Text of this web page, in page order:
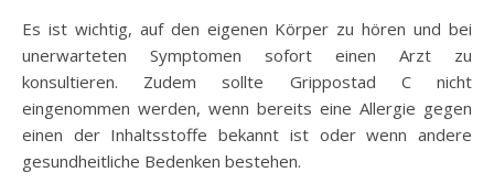
Es ist wichtig, auf den eigenen Körper zu hören und bei
unerwarteten Symptomen sofort einen Arzt zu
konsultieren. Zudem sollte Grippostad C nicht
eingenommen werden, wenn bereits eine Allergie gegen
einen der Inhaltsstoffe bekannt ist oder wenn andere
gesundheitliche Bedenken bestehen.